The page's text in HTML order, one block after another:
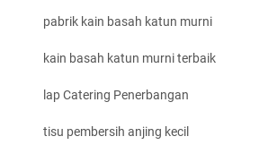
pabrik kain basah katun murni
kain basah katun murni terbaik
lap Catering Penerbangan
tisu pembersih anjing kecil